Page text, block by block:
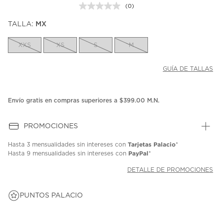
Sin
la
misma
(0)
TALLA: MX
XXS XS S M
GUÍA DE TALLAS
Envío gratis en compras superiores a $399.00 M.N.
PROMOCIONES
Hasta 3 mensualidades sin intereses con Tarjetas Palacio*
Hasta 9 mensualidades sin intereses con PayPal*
DETALLE DE PROMOCIONES
PUNTOS PALACIO